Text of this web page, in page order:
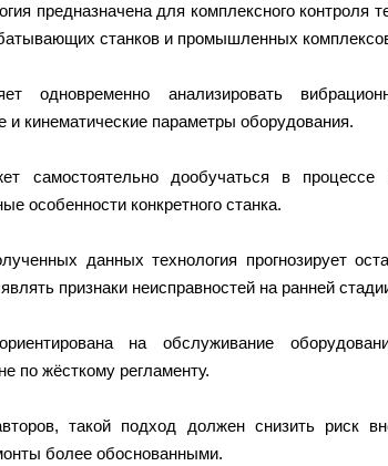
предназначена для комплексного контроля
станков и промышленных
одновременно анализировать
и кинематические параметры оборудования.
самостоятельно дообучаться в
особенности конкретного станка.
данных технология прогнозирует
признаки неисправностей на ранней
на обслуживание
по жёсткому регламенту.
такой подход должен снизить риск
более обоснованными.